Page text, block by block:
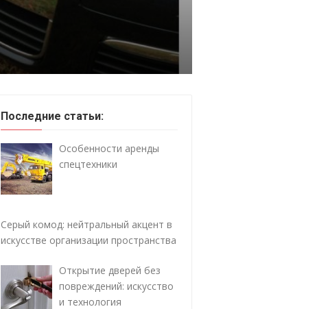
Последние статьи:
Особенности аренды
спецтехники
Серый комод: нейтральный акцент в
искусстве организации пространства
Открытие дверей без
повреждений: искусство
и технология